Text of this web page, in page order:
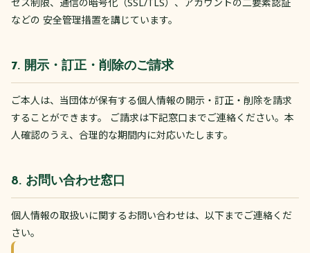
などの 安全管理措置を講じています。
7. 開示・訂正・削除のご請求
ご本人は、当団体が保有する個人情報の開示・訂正・削除を請求
することができます。 ご請求は下記窓口までご連絡ください。本
人確認のうえ、合理的な期間内に対応いたします。
8. お問い合わせ窓口
個人情報の取扱いに関するお問い合わせは、以下までご連絡くだ
さい。